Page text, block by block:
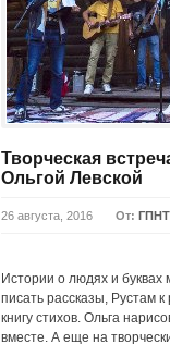
Творческая
Ольгой Левской
26 августа, 2016 От:
Истории о людях и буквах
писать рассказы, Рустам
книгу стихов. Ольга
вместе. А еще на